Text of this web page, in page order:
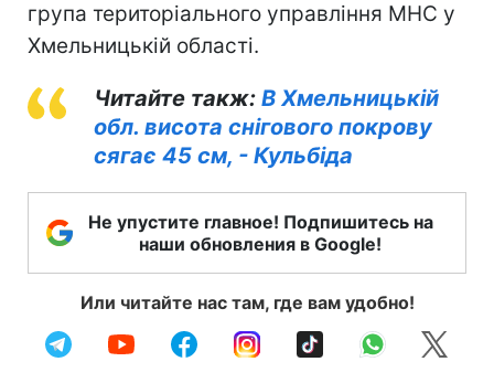
група територіального управління МНС у
Хмельницькій області.
Читайте такж: В Хмельницькій
обл. висота снігового покрову
сягає 45 см, - Кульбіда
Не упустите главное! Подпишитесь на
наши обновления в Google!
Или читайте нас там, где вам удобно!